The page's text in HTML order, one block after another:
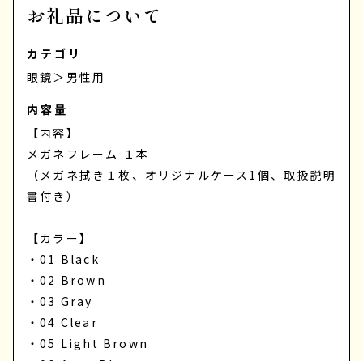
お礼品について
カテゴリ
眼鏡 ＞ 男性用
内容量
【内容】
メガネフレーム １本
（メガネ拭き１枚、オリジナルケース1個、取扱説明
書付き）
【カラー】
・01 Black
・02 Brown
・03 Gray
・04 Clear
・05 Light Brown